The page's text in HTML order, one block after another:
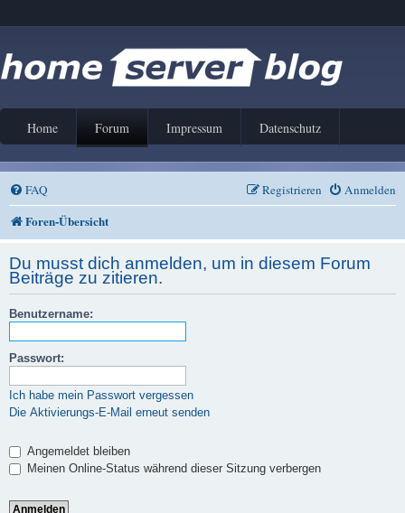
Home Forum Impressum Datenschutz
FAQ Anmelden
Registrieren
Foren-Übersicht
Du musst dich anmelden, um in diesem Forum
Beiträge zu zitieren.
Benutzername:
Passwort:
Ich habe mein Passwort vergessen
Die Aktivierungs-E-Mail erneut senden
Angemeldet bleiben
Meinen Online-Status während dieser Sitzung verbergen